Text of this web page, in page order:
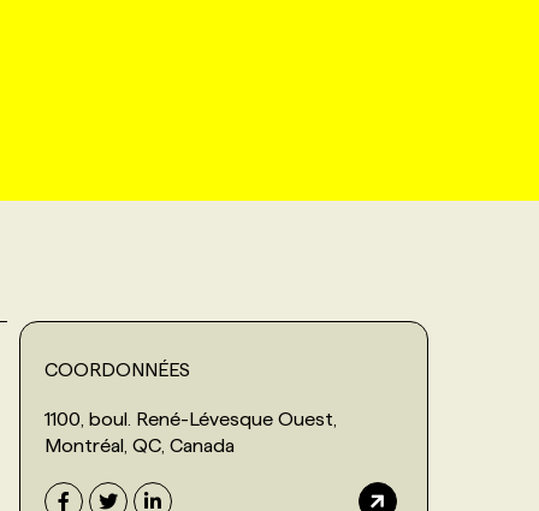
COORDONNÉES
1100, boul. René-Lévesque Ouest,
Montréal, QC, Canada